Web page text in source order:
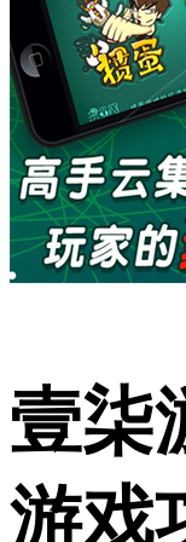
壹柒
游戏